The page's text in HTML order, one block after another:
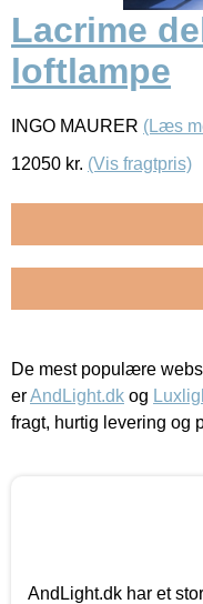
Lacrime
loftlampe
INGO MAURER (Læs
12050 kr. (Vis fragtpris)
De mest populære
erAndLight.dk og
fragt, hurtig levering og
AndLight.dk har et